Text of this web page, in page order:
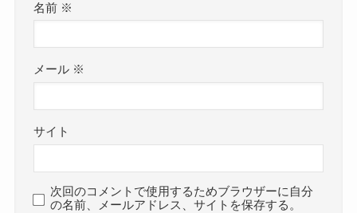
名前 ※
メール ※
サイト
次回のコメントで使用するためブラウザーに自分
の名前、メールアドレス、サイトを保存する。